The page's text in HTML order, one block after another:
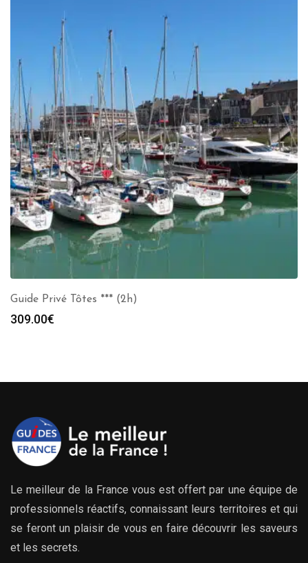
Guide Privé Tôtes *** (2h)
309.00€
Le meilleur de la France vous est offert par une équipe de
professionnels réactifs, connaissant leurs territoires et qui
se feront un plaisir de vous en faire découvrir les saveurs
et les secrets.